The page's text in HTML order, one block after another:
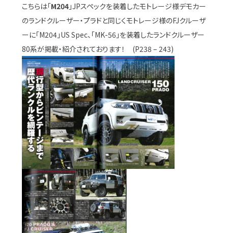
こちらは「M204」JPスペックを装着したモトレージ様デモカー
のランドクルーザー・プラドと同じくモトレージ様のFJクルーザ
ーに「M204」US Spec、「MK-56」を装着したランドクルーザー
80系が掲載・紹介されております！ (P238 – 243)